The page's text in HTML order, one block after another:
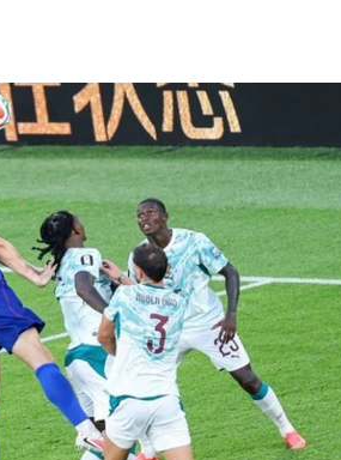
INTERVISTA EMISION
KONAKU
KU E KISHIM FJALEN
LIGJERATE FETARE
PARADITE ME NE
PIKËPAMJE
RECETA E DITES
RELAKS
RETRO JAVORE